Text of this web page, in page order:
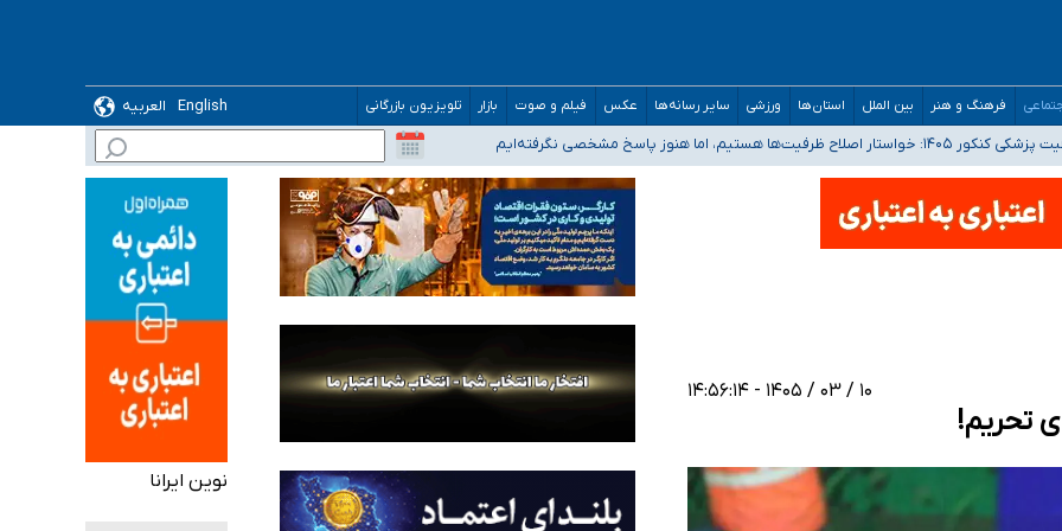
فرهنگ و هنر بین الملل استان‌ها ورزشی سایر رسانه‌ها عکس فیلم و صوت بازار تلویزیون بازرگانی English
العربیه
اما هنوز پاسخ مشخصی نگرفته‌ایم
فرماندهی صحنه عملیات و دکترای تخصصی جغرافیای نظامی دافوس آجا
و کرمان بالاتر از آستانه هشدار
۱۰ / ۰۳ / ۱۴۰۵ - ۱۴:۵۶:۱۴
تحریم!
نوین ایرانا